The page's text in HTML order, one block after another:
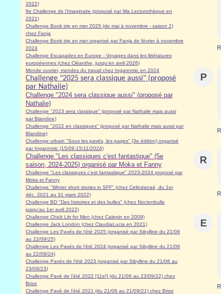
2022)
9e Challenge de l'Imaginaire (proposé par Ma Lecturothèque en
2021)
Challenge Book trip en mer 2025 (de mai à novembre - saison 2)
chez Fanja
Challenge Book trip en mer organisé par Fanja de février à novembre
2024
Challenge Escapades en Europe - Voyages dans les littératures
européennes (chez Cléanthe, jusqu'en avril 2026)
Monde ouvrier, mondes du travail chez Ingannmic en 2024
Challenge "2025 sera classique aussi" (proposé
par Nathalie)
Challenge "2024 sera classique aussi" (proposé par
Nathalie)
Challenge "2023 sera classique" (proposé par Nathalie mais aussi
par Blandine)
Challenge "2022 en classiques" (proposé par Nathalie mais aussi par
Blandine)
Challenge urbain "Sous les pavés, les pages" (3e édition) organisé
par Ingannmic (15/09-15/11/2024)
Challenge "Les classiques c'est fantastique" (5e
saison, 2024-2025) organisé par Moka et Fanny
Challenge "Les classiques c'est fantastique" 2023-2024 proposé par
Moka et Fanny
Challenge "Winter short stories in SFF" (chez Celindanaé, du 1er
déc. 2021 au 31 mars 2022)
Challenge BD "Des histoires et des bulles" (chez Noctenbulle
jusqu'au 1er avril 2022)
Challenge Chick Litt for Men (chez Calepin en 2009)
Challenge Jack London (chez ClaudiaLucia en 2021)
Challenge Les Pavés de l'été 2025 (organisé par Sibylline du 21/06
au 22/09/25)
Challenge Les Pavés de l'été 2024 (organisé par Sibylline du 21/06
au 22/09/24)
Challenge Pavés de l'été 2023 (organisé par Sibylline du 21/06 au
23/09/23)
Challenge Pavé de l'été 2022 [11e!] (du 21/06 au 23/09/22) chez
Brize
Challenge Pavé de l'été 2021 (du 21/06 au 21/09/21) chez Brize
P
R
E